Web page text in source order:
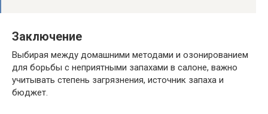
Заключение
Выбирая между домашними методами и озонированием
для борьбы с неприятными запахами в салоне, важно
учитывать степень загрязнения, источник запаха и
бюджет.